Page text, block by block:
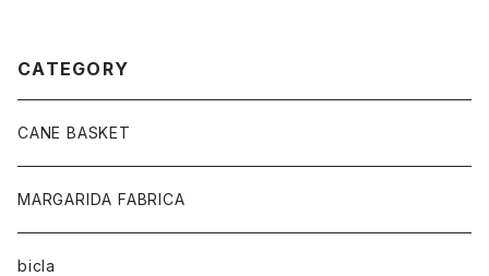
CATEGORY
CANE BASKET
MARGARIDA FABRICA
bicla